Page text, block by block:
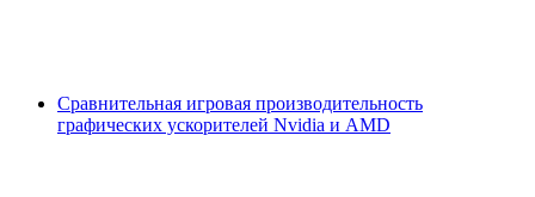
Сравнительная игровая производительность
графических ускорителей Nvidia и AMD